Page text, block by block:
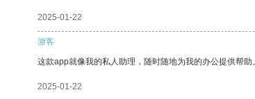
2025-01-22
游客
这款app就像我的私人助理，随时随地为我的办公提供帮
2025-01-22